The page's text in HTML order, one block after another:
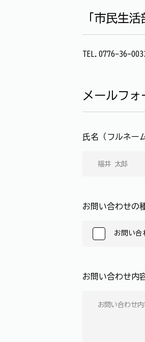
「市民生
TEL.0776-36-
メールフォ
氏名（フルネー
お問い合わせの
お問い合
お問い合わせ内